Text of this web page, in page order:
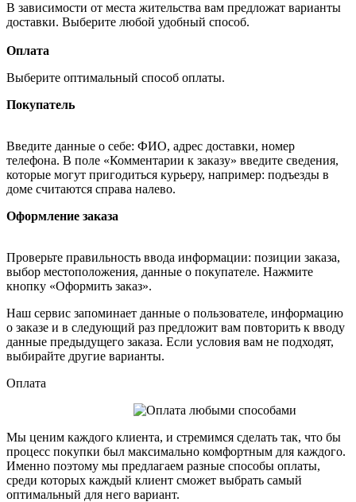
В зависимости от места жительства вам предложат варианты
доставки. Выберите любой удобный способ.
Оплата
Выберите оптимальный способ оплаты.
Покупатель
Введите данные о себе: ФИО, адрес доставки, номер
телефона. В поле «Комментарии к заказу» введите сведения,
которые могут пригодиться курьеру, например: подъезды в
доме считаются справа налево.
Оформление заказа
Проверьте правильность ввода информации: позиции заказа,
выбор местоположения, данные о покупателе. Нажмите
кнопку «Оформить заказ».
Наш сервис запоминает данные о пользователе, информацию
о заказе и в следующий раз предложит вам повторить к вводу
данные предыдущего заказа. Если условия вам не подходят,
выбирайте другие варианты.
Оплата
Мы ценим каждого клиента, и стремимся сделать так, что бы
процесс покупки был максимально комфортным для каждого.
Именно поэтому мы предлагаем разные способы оплаты,
среди которых каждый клиент сможет выбрать самый
оптимальный для него вариант.